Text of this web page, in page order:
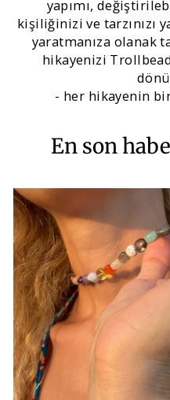
yapımı,
kişiliğinizi ve tarzınızı
yaratmanıza olanak
hikayenizi
- her hikayenin
En son